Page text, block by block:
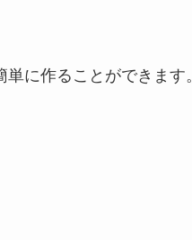
に作ることができます。